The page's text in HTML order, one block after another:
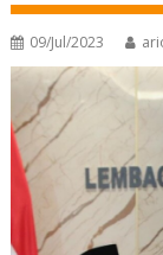
09/Jul/2023